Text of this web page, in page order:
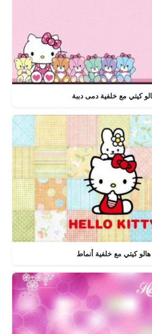
كيتي مع خلفية دمى دببة
هالو كيتي مع خلفية أنماط